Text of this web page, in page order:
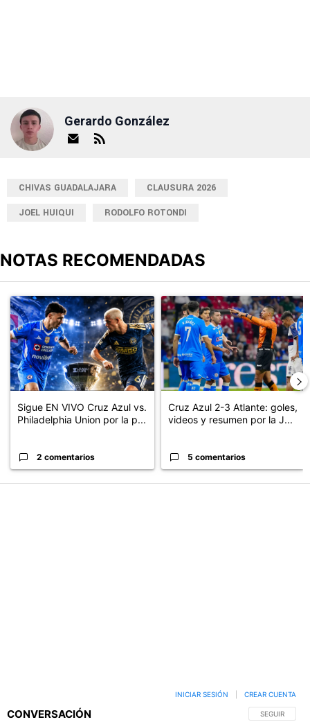
Gerardo González
CHIVAS GUADALAJARA
CLAUSURA 2026
JOEL HUIQUI
RODOLFO ROTONDI
NOTAS RECOMENDADAS
PUBLICIDAD
Un artículo de tendencia con el título "Sigue EN VIVO Cruz Azul
Sigue EN VIVO Cruz Azul vs.
Philadelphia Union por la p...
2 comentarios
Un artículo de tendencia con el
Cruz Azul 2-3 Atlante: goles,
videos y resumen por la J...
5 comentarios
CONVERSACIÓN SIGA ESTA
SEGUIR
INICIAR SESIÓN CREAR CUENTA